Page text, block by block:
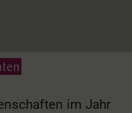
im Jahr